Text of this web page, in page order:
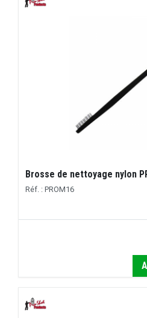
Brosse de nettoyage nylon
Réf. : PROM16